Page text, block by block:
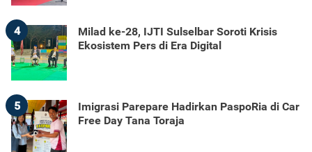
4
Milad ke-28, IJTI Sulselbar Soroti Krisis
Ekosistem Pers di Era Digital
5
Imigrasi Parepare Hadirkan PaspoRia di Car
Free Day Tana Toraja